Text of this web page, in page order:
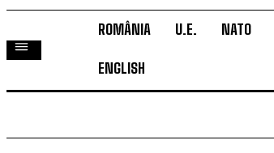
ROMÂNIA U.E. NATO
ENGLISH